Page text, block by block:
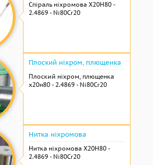
Спіраль ніхромова Х20Н80 -
2.4869 - Ni80Cr20
Плоский ніхром, плющенка
Плоский ніхром, плющенка
х20н80 - 2.4869 - Ni80Cr20
Нитка ніхромова
Нитка ніхромова Х20Н80 -
2.4869 - Ni80Cr20